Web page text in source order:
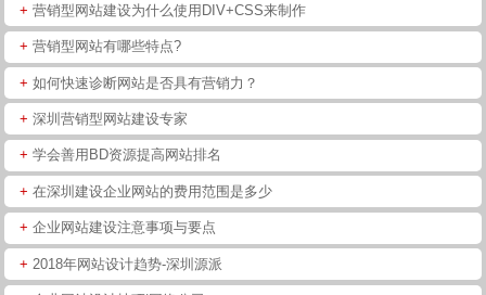
+ 营销型网站建设为什么使用DIV+CSS来制作
+ 营销型网站有哪些特点?
+ 如何快速诊断网站是否具有营销力？
+ 深圳营销型网站建设专家
+ 学会善用BD资源提高网站排名
+ 在深圳建设企业网站的费用范围是多少
+ 企业网站建设注意事项与要点
+ 2018年网站设计趋势-深圳源派